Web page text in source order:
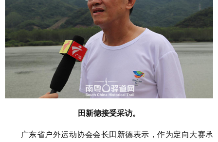
田新德接受采访。
广东省户外运动协会会长田新德表示，作为定向大赛承